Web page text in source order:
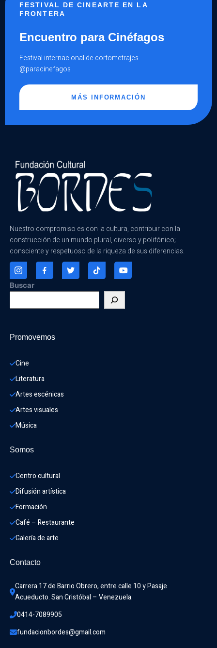
FESTIVAL DE CINEARTE EN LA
FRONTERA
Encuentro para Cinéfagos
Festival internacional de cortometrajes
@paracinefagos
MÁS INFORMACIÓN
Nuestro compromiso es con la cultura, contribuir con la
construcción de un mundo plural, diverso y polifónico;
consciente y respetuoso de la riqueza de sus diferencias.
Buscar
Promovemos
Cine
Literatura
Artes escénicas
Artes visuales
Música
Somos
Centro cultural
Difusión artística
Formación
Café – Restaurante
Galería de arte
Contacto
Carrera 17 de Barrio Obrero, entre calle 10 y Pasaje
Acueducto. San Cristóbal – Venezuela.
0414-7089905
fundacionbordes@gmail.com